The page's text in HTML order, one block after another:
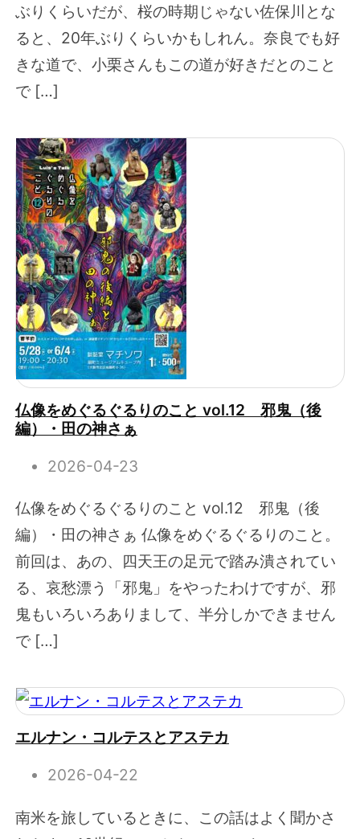
ぶりくらいだが、桜の時期じゃない佐保川とな
ると、20年ぶりくらいかもしれん。奈良でも好
きな道で、小栗さんもこの道が好きだとのこと
で […]
仏像をめぐるぐるりのこと vol.12 邪鬼（後
編）・田の神さぁ
2026-04-23
仏像をめぐるぐるりのこと vol.12 邪鬼（後
編）・田の神さぁ 仏像をめぐるぐるりのこと。
前回は、あの、四天王の足元で踏み潰されてい
る、哀愁漂う「邪鬼」をやったわけですが、邪
鬼もいろいろありまして、半分しかできません
で […]
エルナン・コルテスとアステカ
2026-04-22
南米を旅しているときに、この話はよく聞かさ